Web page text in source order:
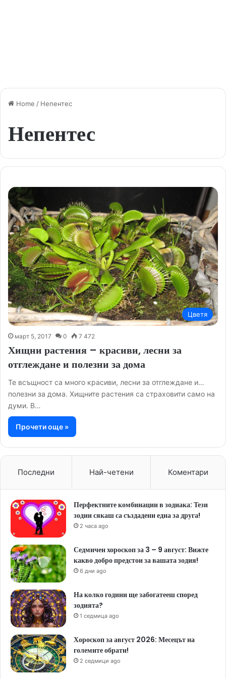
Home / Непентес
Непентес
Цветя
март 5, 2017 0 7 472
Хищни растения – красиви, лесни за
отглеждане и полезни за дома
Те всъщност са много красиви, лесни за отглеждане и…
полезни за дома. Хищните растения са страховити само на
думи. В…
Прочети още »
Последни Най-четени Коментари
Перфектните комбинации в зодиака: Тези
зодии сякаш са създадени една за друга!
2 часа ago
Седмичен хороскоп за 3 – 9 август: Вижте
какво добро предстои за вашата зодия!
6 дни ago
На колко години ще забогатееш според
зодията?
1 седмица ago
Хороскоп за август 2026: Месецът на
големите обрати!
2 седмици ago